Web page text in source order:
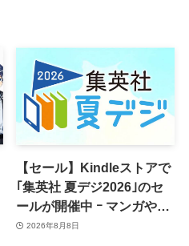
【セール】Kindleストアで
｢集英社 夏デジ2026｣のセ
ールが開催中 ｰ マンガや写
真集など1,000冊以上が
2026年8月8日